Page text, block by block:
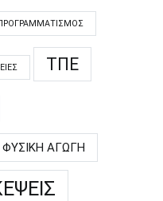
ΤΠΕ
ΦΥΣΙΚΉ ΑΓΩΓΉ